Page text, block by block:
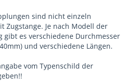
sind nicht einzeln
Je nach Modell der
es verschiedene Durchmesser
und verschiedene Längen.
vom Typenschild der